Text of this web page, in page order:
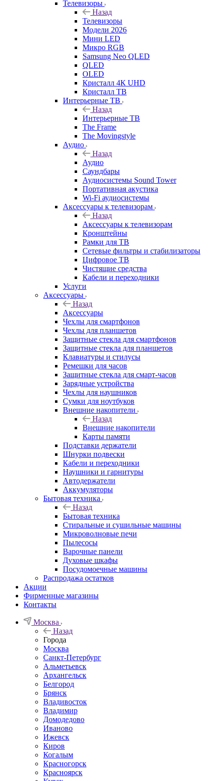
Телевизоры
Назад
Телевизоры
Модели 2026
Мини LED
Микро RGB
Samsung Neo QLED
QLED
OLED
Кристалл 4К UHD
Кристалл ТВ
Интерьерные ТВ
Назад
Интерьерные ТВ
The Frame
The Movingstyle
Аудио
Назад
Аудио
Саундбары
Аудиосистемы Sound Tower
Портативная акустика
Wi-Fi аудиосистемы
Аксессуары к телевизорам
Назад
Аксессуары к телевизорам
Кронштейны
Рамки для ТВ
Сетевые фильтры и стабилизаторы
Цифровое ТВ
Чистящие средства
Кабели и переходники
Услуги
Аксессуары
Назад
Аксессуары
Чехлы для смартфонов
Чехлы для планшетов
Защитные стекла для смартфонов
Защитные стекла для планшетов
Клавиатуры и стилусы
Ремешки для часов
Защитные стекла для смарт-часов
Зарядные устройства
Чехлы для наушников
Сумки для ноутбуков
Внешние накопители
Назад
Внешние накопители
Карты памяти
Подставки держатели
Шнурки подвески
Кабели и переходники
Наушники и гарнитуры
Автодержатели
Аккумуляторы
Бытовая техника
Назад
Бытовая техника
Стиральные и сушильные машины
Микроволновые печи
Пылесосы
Варочные панели
Духовые шкафы
Посудомоечные машины
Распродажа остатков
Акции
Фирменные магазины
Контакты
Москва
Назад
Города
Москва
Санкт-Петербург
Альметьевск
Архангельск
Белгород
Брянск
Владивосток
Владимир
Домодедово
Иваново
Ижевск
Киров
Когалым
Красногорск
Красноярск